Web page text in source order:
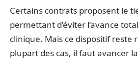
Certains contrats proposent le
permettant d’éviter l’avance
clinique. Mais ce dispositif reste
plupart des cas, il faut avancer